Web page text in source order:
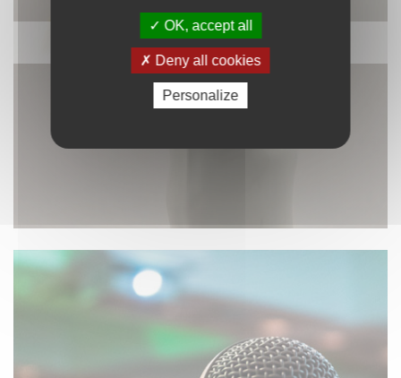
DÉCORATION
OK, accept all
Deny all cookies
Personalize